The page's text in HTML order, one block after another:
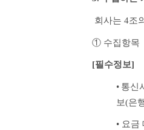
회사는 4조
① 수집항목
[필수정보]
• 통신
보(은
• 요